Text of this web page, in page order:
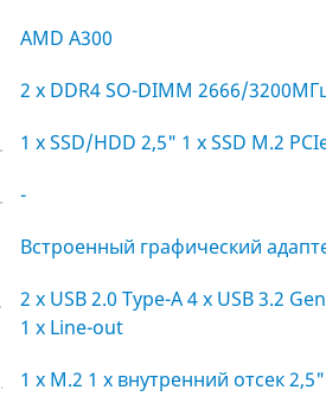
AMD A300
2 х DDR4 SO-DIMM 2666/
1 x SSD/HDD 2,5" 1 x SSD M.2
-
Встроенный графический
2 x USB 2.0 Type-A 4 x USB 3.2
1 x Line-out
1 x M.2 1 x внутренний отсек 2,5"